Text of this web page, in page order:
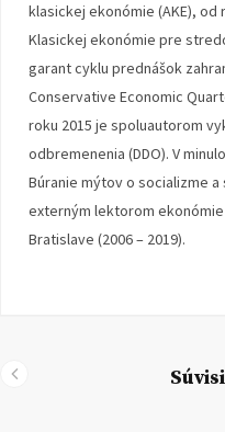
klasickej ekonómie (AKE),
Klasickej ekonómie pre
garant cyklu prednášok
Conservative Economic
roku 2015 je spoluautorom
odbremenenia (DDO). V
Búranie mýtov o socializme a
externým lektorom
Bratislave (2006 – 2019).